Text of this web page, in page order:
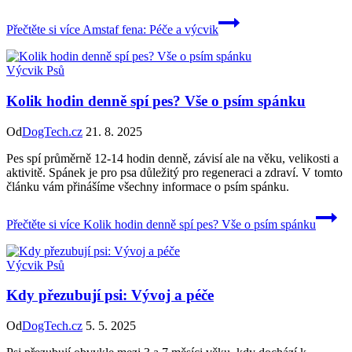
Přečtěte si více Amstaf fena: Péče a výcvik
Výcvik Psů
Kolik hodin denně spí pes? Vše o psím spánku
OdDogTech.cz 21. 8. 2025
Pes spí průměrně 12-14 hodin denně, závisí ale na věku, velikosti a
aktivitě. Spánek je pro psa důležitý pro regeneraci a zdraví. V tomto
článku vám přinášíme všechny informace o psím spánku.
Přečtěte si více Kolik hodin denně spí pes? Vše o psím spánku
Výcvik Psů
Kdy přezubují psi: Vývoj a péče
OdDogTech.cz 5. 5. 2025